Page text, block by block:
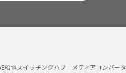
給電スイッチングハブ メディアコンバータ